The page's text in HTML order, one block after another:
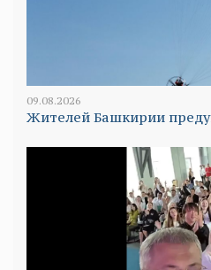
09.08.2026
Жителей Башкирии